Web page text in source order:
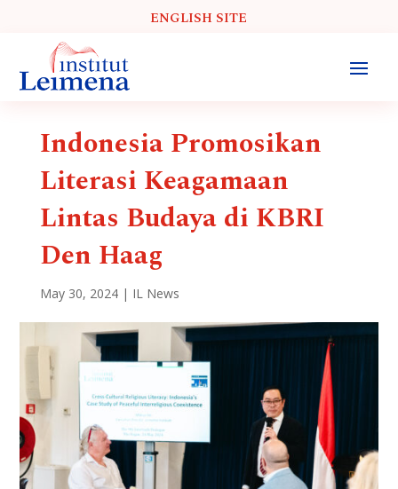
ENGLISH SITE
Indonesia Promosikan
Literasi Keagamaan
Lintas Budaya di KBRI
Den Haag
May 30, 2024| IL News